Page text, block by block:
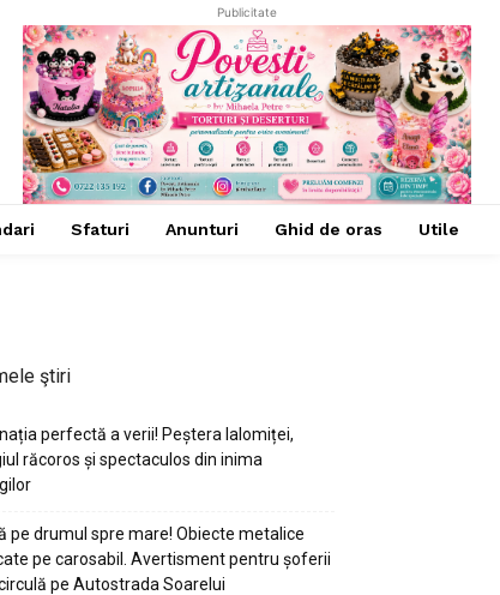
Publicitate
Sfaturi Anunturi Ghid de oras Utile
ştiri
perfectă a verii! Peștera Ialomiței,
răcoros și spectaculos din inima
pe drumul spre mare! Obiecte metalice
pe carosabil. Avertisment pentru șoferii
pe Autostrada Soarelui